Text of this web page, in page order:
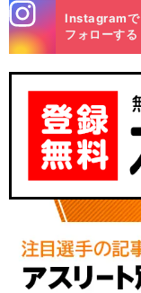
m
Instagramで
フォローする